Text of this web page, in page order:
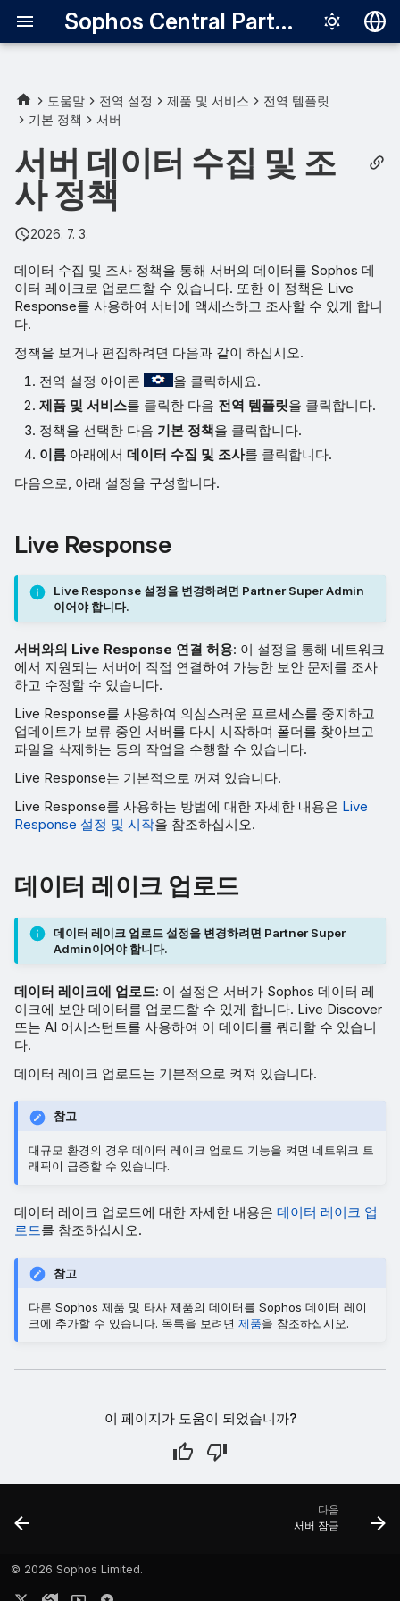
Sophos Central Partner
English
Français
Português
Live Response
데이터 레이크 업로드
도움말 전역 설정 제품 및 서비스
전역 템플릿
기본 정책
서버
서버 데이터 수집 및 조
사 정책
2026. 7. 3.
데이터 수집 및 조사 정책을 통해 서버의 데이터를 Sophos 데
이터 레이크로 업로드할 수 있습니다. 또한 이 정책은 Live
Response를 사용하여 서버에 액세스하고 조사할 수 있게 합니
다.
정책을 보거나 편집하려면 다음과 같이 하십시오.
전역 설정 아이콘
을 클릭하세요.
제품 및 서비스를 클릭한 다음 전역 템플릿을 클릭합니다.
정책을 선택한 다음 기본 정책을 클릭합니다.
이름 아래에서데이터 수집 및 조사를 클릭합니다.
다음으로, 아래 설정을 구성합니다.
Live Response
Live Response 설정을 변경하려면 Partner Super Admin
이어야 합니다.
서버와의 Live Response 연결 허용: 이 설정을 통해 네트워크
에서 지원되는 서버에 직접 연결하여 가능한 보안 문제를 조사
하고 수정할 수 있습니다.
Live Response를 사용하여 의심스러운 프로세스를 중지하고
업데이트가 보류 중인 서버를 다시 시작하며 폴더를 찾아보고
파일을 삭제하는 등의 작업을 수행할 수 있습니다.
Live Response는 기본적으로 꺼져 있습니다.
Live Response를 사용하는 방법에 대한 자세한 내용은 Live
Response 설정 및 시작을 참조하십시오.
데이터 레이크 업로드
데이터 레이크 업로드 설정을 변경하려면 Partner Super
Admin이어야 합니다.
데이터 레이크에 업로드: 이 설정은 서버가 Sophos 데이터 레
이크에 보안 데이터를 업로드할 수 있게 합니다. Live Discover
또는 AI 어시스턴트를 사용하여 이 데이터를 쿼리할 수 있습니
다.
데이터 레이크 업로드는 기본적으로 켜져 있습니다.
참고
대규모 환경의 경우 데이터 레이크 업로드 기능을 켜면 네트워크 트
래픽이 급증할 수 있습니다.
데이터 레이크 업로드에 대한 자세한 내용은 데이터 레이크 업
로드를 참조하십시오.
참고
다른 Sophos 제품 및 타사 제품의 데이터를 Sophos 데이터 레이
크에 추가할 수 있습니다. 목록을 보려면 제품을 참조하십시오.
이 페이지가 도움이 되었습니까?
다음
서버 잠금
© 2026 Sophos Limited.